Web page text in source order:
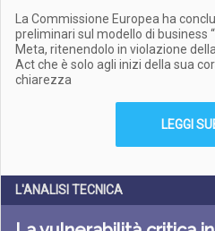
La Commissione Europea ha
preliminari sul modello di business
Meta, ritenendolo in violazione
Act che è solo agli inizi della sua
chiarezza
LEGGI
L'ANALISI TECNICA